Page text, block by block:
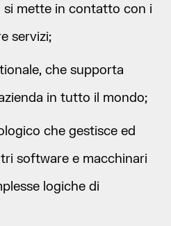
si mette in contatto con i
servizi;
che supporta
in tutto il mondo;
che gestisce ed
software e macchinari
logiche di